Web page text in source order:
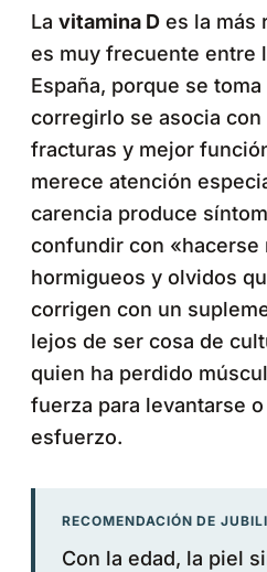
La vitamina D es la más
es muy frecuente entre
España, porque se
corregirlo se asocia
fracturas y mejor
merece atención
carencia produce
confundir con «hacerse
hormigueos y olvidos
corrigen con un
lejos de ser cosa de
quien ha perdido
fuerza para levantarse
esfuerzo.
RECOMENDACIÓN DE
Con la edad, la piel